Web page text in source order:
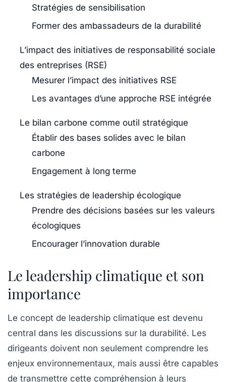
Stratégies de sensibilisation
Former des ambassadeurs de la durabilité
L’impact des initiatives de responsabilité sociale
des entreprises (RSE)
Mesurer l’impact des initiatives RSE
Les avantages d’une approche RSE intégrée
Le bilan carbone comme outil stratégique
Établir des bases solides avec le bilan
carbone
Engagement à long terme
Les stratégies de leadership écologique
Prendre des décisions basées sur les valeurs
écologiques
Encourager l’innovation durable
Le leadership climatique et son
importance
Le concept de leadership climatique est devenu
central dans les discussions sur la durabilité. Les
dirigeants doivent non seulement comprendre les
enjeux environnementaux, mais aussi être capables
de transmettre cette compréhension à leurs